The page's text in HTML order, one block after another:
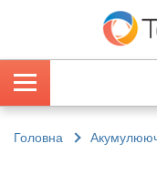
Головна